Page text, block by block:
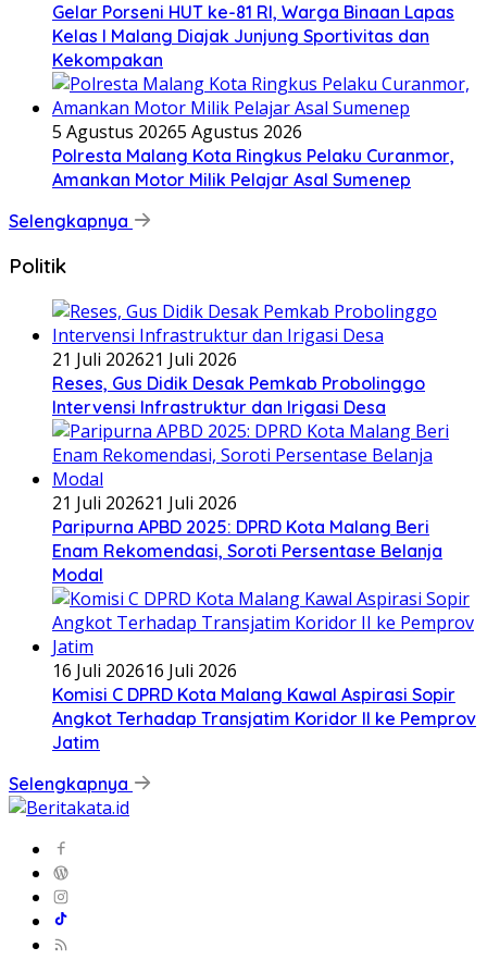
Gelar Porseni HUT ke-81 RI, Warga Binaan Lapas
Kelas I Malang Diajak Junjung Sportivitas dan
Kekompakan
5 Agustus 20265 Agustus 2026
Polresta Malang Kota Ringkus Pelaku Curanmor,
Amankan Motor Milik Pelajar Asal Sumenep
Selengkapnya
Politik
21 Juli 202621 Juli 2026
Reses, Gus Didik Desak Pemkab Probolinggo
Intervensi Infrastruktur dan Irigasi Desa
21 Juli 202621 Juli 2026
Paripurna APBD 2025: DPRD Kota Malang Beri
Enam Rekomendasi, Soroti Persentase Belanja
Modal
16 Juli 202616 Juli 2026
Komisi C DPRD Kota Malang Kawal Aspirasi Sopir
Angkot Terhadap Transjatim Koridor II ke Pemprov
Jatim
Selengkapnya